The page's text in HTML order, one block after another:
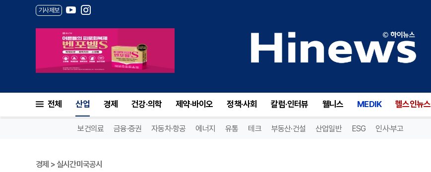
기사제보
전체 산업 경제 건강·의학 제약·바이오 정책·사회 칼럼·인터뷰 웰니스 MEDIK 헬스인뉴스
보건의료 금융·증권 자동차·항공 에너지 유통 테크 부동산·건설 산업일반 ESG 인사·부고
경제 > 실시간미국공시